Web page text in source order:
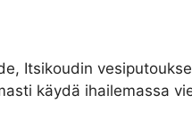
Itsikoudin
käydä ihailemassa